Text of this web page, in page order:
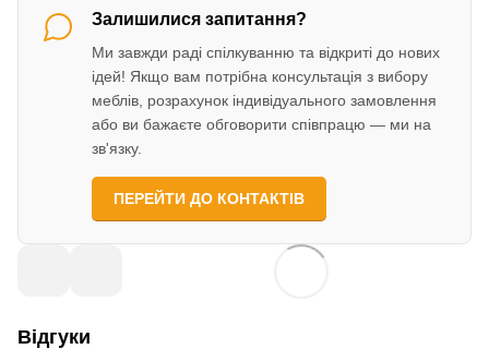
Залишилися запитання?
Ми завжди раді спілкуванню та відкриті до нових
ідей! Якщо вам потрібна консультація з вибору
меблів, розрахунок індивідуального замовлення
або ви бажаєте обговорити співпрацю — ми на
зв'язку.
ПЕРЕЙТИ ДО КОНТАКТІВ
Відгуки